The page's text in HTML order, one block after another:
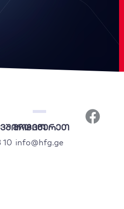
10
მოგვწერეთ
info@hfg.ge